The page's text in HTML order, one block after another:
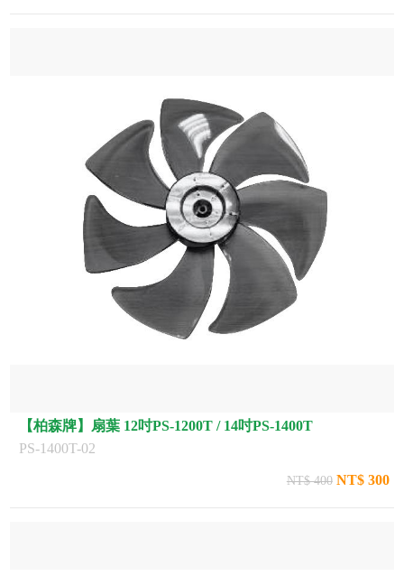
【柏森牌】扇葉 12吋PS-1200T / 14吋PS-1400T
PS-1400T-02
NT$ 400 NT$ 300